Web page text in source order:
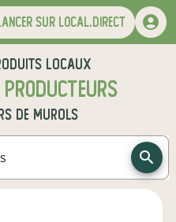
sur local.direct
locaux
producteurs
de Murols